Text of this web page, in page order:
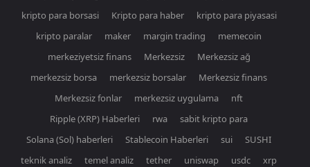
kripto para borsasi
Kripto para haber
kripto para piyasasi
kripto paralar
maker margin trading
memecoin
merkeziyetsiz finans
Merkezsiz
Merkezsiz ağ
merkezsiz borsa
merkezsiz borsalar
Merkezsiz finans
Merkezsiz fonlar
merkezsiz uygulama
nft
Ripple (XRP) Haberleri
rwa
sabit kripto para
Solana (Sol) haberleri
Stablecoin Haberleri sui
SUSHI
teknik analiz
temel analiz tether uniswap usdc xrp